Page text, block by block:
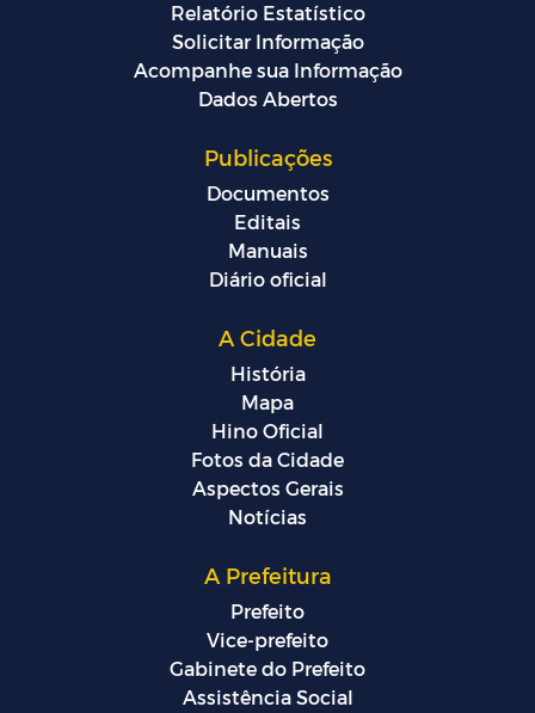
Relatório Estatístico
Solicitar Informação
Acompanhe sua Informação
Dados Abertos
Publicações
Documentos
Editais
Manuais
Diário oficial
A Cidade
História
Mapa
Hino Oficial
Fotos da Cidade
Aspectos Gerais
Notícias
A Prefeitura
Prefeito
Vice-prefeito
Gabinete do Prefeito
Assistência Social